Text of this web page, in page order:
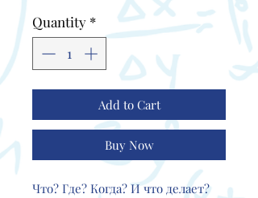
Price
Price
Quantity *
Add to Cart
Buy Now
Что? Где? Когда? И что делает?